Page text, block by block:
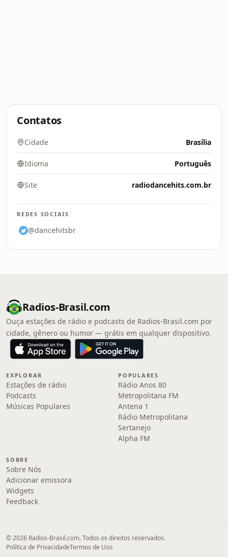
Contatos
Cidade Brasília
Idioma Português
Site radiodancehits.com.br
REDES SOCIAIS
@dancehitsbr
Radios-Brasil.com
Ouça estações de rádio e podcasts de Radios-Brasil.com por
cidade, gênero ou humor — grátis em qualquer dispositivo.
EXPLORAR
Estações de rádio
Podcasts
Músicas Populares
POPULARES
Rádio Anos 80
Metropolitana FM
Antena 1
Rádio Metropolitana
Sertanejo
Alpha FM
SOBRE
Sobre Nós
Adicionar emissora
Widgets
Feedback
© 2026 Radios-Brasil.com. Todos os direitos reservados.
Política de PrivacidadeTermos de Uso